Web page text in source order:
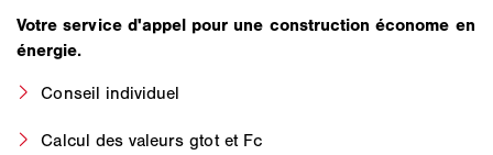
Votre service d'appel pour une construction économe en
énergie.
Conseil individuel
Calcul des valeurs gtot et Fc